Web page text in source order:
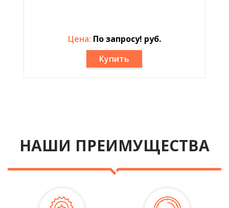
Цена: По запросу! руб.
Купить
НАШИ ПРЕИМУЩЕСТВА